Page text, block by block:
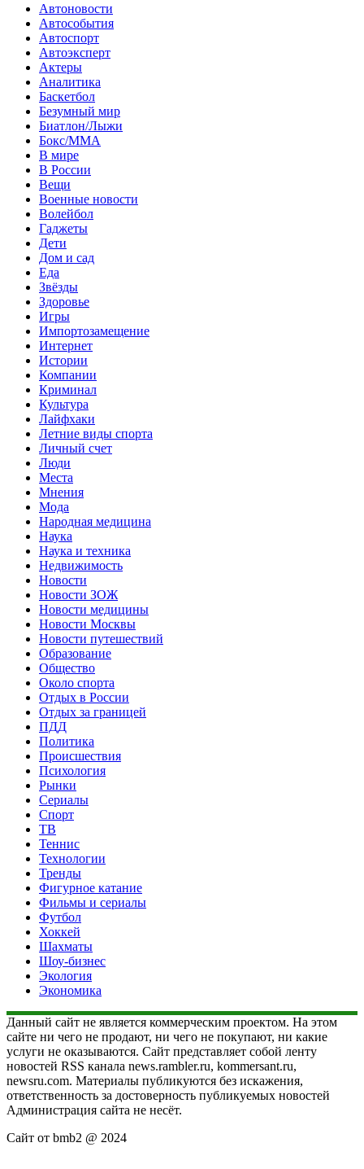
Автоновости
Автособытия
Автоспорт
Автоэксперт
Актеры
Аналитика
Баскетбол
Безумный мир
Биатлон/Лыжи
Бокс/MMA
В мире
В России
Вещи
Военные новости
Волейбол
Гаджеты
Дети
Дом и сад
Еда
Звёзды
Здоровье
Игры
Импортозамещение
Интернет
Истории
Компании
Криминал
Культура
Лайфхаки
Летние виды спорта
Личный счет
Люди
Места
Мнения
Мода
Народная медицина
Наука
Наука и техника
Недвижимость
Новости
Новости ЗОЖ
Новости медицины
Новости Москвы
Новости путешествий
Образование
Общество
Около спорта
Отдых в России
Отдых за границей
ПДД
Политика
Происшествия
Психология
Рынки
Сериалы
Спорт
ТВ
Теннис
Технологии
Тренды
Фигурное катание
Фильмы и сериалы
Футбол
Хоккей
Шахматы
Шоу-бизнес
Экология
Экономика
Данный сайт не является коммерческим проектом. На этом
сайте ни чего не продают, ни чего не покупают, ни какие
услуги не оказываются. Сайт представляет собой ленту
новостей RSS канала news.rambler.ru, kommersant.ru,
newsru.com. Материалы публикуются без искажения,
ответственность за достоверность публикуемых новостей
Администрация сайта не несёт.
Сайт от bmb2 @ 2024